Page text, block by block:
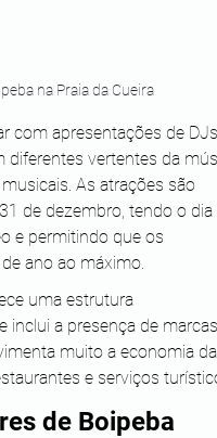
na Praia da Cueira
com apresentações de
diferentes vertentes da
As atrações são
de dezembro, tendo o
e permitindo que os
ano ao máximo.
uma estrutura
inclui a presença de
muito a economia
e serviços
de Boipeba